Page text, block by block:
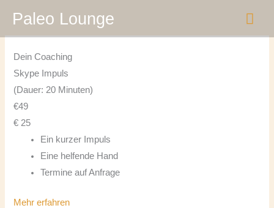
Inhalt
springen
Paleo Lounge
Dein Coaching
Skype Impuls
(Dauer: 20 Minuten)
€49
€ 25
Ein kurzer Impuls
Eine helfende Hand
Termine auf Anfrage
Mehr erfahren